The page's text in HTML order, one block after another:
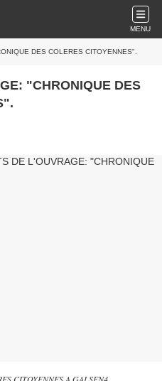
MENU
DES COLERES CITOYENNES".
"CHRONIQUE DES